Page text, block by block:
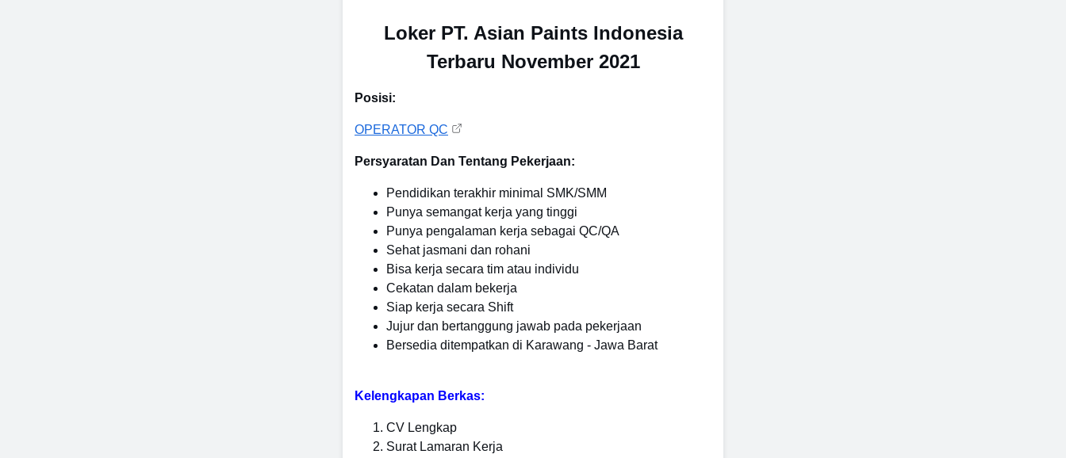
Loker PT. Asian Paints Indonesia
Terbaru November 2021
Posisi:
OPERATOR QC
Persyaratan Dan Tentang Pekerjaan:
Pendidikan terakhir minimal SMK/SMM
Punya semangat kerja yang tinggi
Punya pengalaman kerja sebagai QC/QA
Sehat jasmani dan rohani
Bisa kerja secara tim atau individu
Cekatan dalam bekerja
Siap kerja secara Shift
Jujur dan bertanggung jawab pada pekerjaan
Bersedia ditempatkan di Karawang - Jawa Barat
Kelengkapan Berkas:
CV Lengkap
Surat Lamaran Kerja